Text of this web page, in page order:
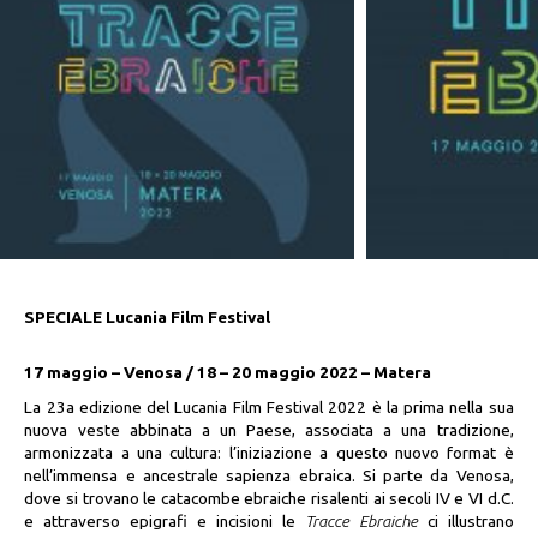
SPECIALE Lucania Film Festival
17 maggio – Venosa / 18 – 20 maggio 2022 – Matera
La 23a edizione del Lucania Film Festival 2022 è la prima nella sua
nuova veste abbinata a un Paese, associata a una tradizione,
armonizzata a una cultura: l’iniziazione a questo nuovo format è
nell’immensa e ancestrale sapienza ebraica. Si parte da Venosa,
dove si trovano le catacombe ebraiche risalenti ai secoli IV e VI d.C.
e attraverso epigrafi e incisioni le
Tracce Ebraicheci illustrano